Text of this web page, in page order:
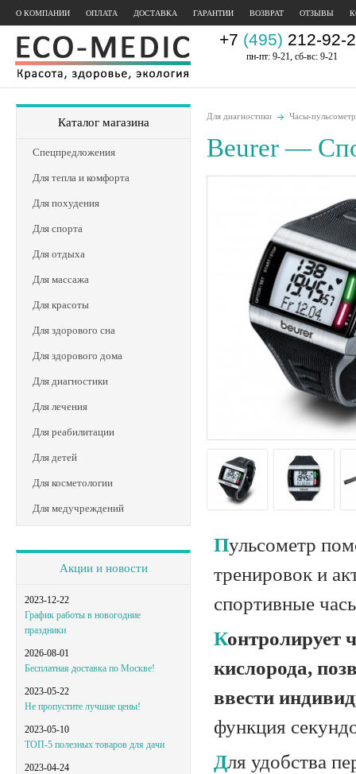
О КОМПАНИИ ОПЛАТА ДОСТАВКА ГАРАНТИИ ВОЗВРАТ ОТЗЫВЫ
+7 (495) 212-92-
пн-пт: 9-21, сб-вс: 9-21
Каталог магазина
Спецпредложения
Для тепла и комфорта
Для похудения
Для спорта
Для отдыха
Для массажа
Для красоты
Для здорового сна
Для здорового дома
Для диагностики
Для лечения
Для реабилитации
Для детей
Для косметологии
Для медучреждений
Акции и новости
2023-12-22
График работы в новогодние
праздники
2026-08-01
Бесплатная доставка по Москве!
2023-05-22
Не пропустите лучшие цены!
2023-05-10
ТОП-5 полезных товаров для дачи
2023-04-24
Для диагностики Часы-
Beurer —
Пульсометр помогает отслеживать физическое состояние во время
тренировок и
спортивные
Контролирует частоту сердечных сокращений, объем вдыхаемого
кислорода,
ввести
функция
Для удобства переноски в наборе предосталяются несколько вариантов